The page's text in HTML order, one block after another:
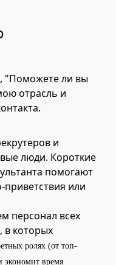
"Поможете ли вы
отрасль и
и
люди. Короткие
помогают
приветствия или
персонал всех
в которых
ролях (от топ-
экономит время